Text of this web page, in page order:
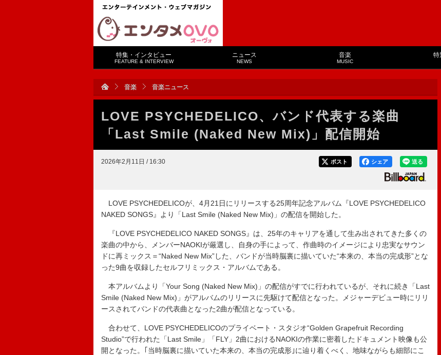
特集・インタビュー
FEATURE & INTERVIEW
ニュース
NEWS
音楽
MUSIC
特
音楽 音楽ニュース
LOVE PSYCHEDELICO、バンド代表する楽曲
「Last Smile (Naked New Mix)」配信開始
2026年2月11日 / 16:30 送る
シェア
ポスト
LOVE PSYCHEDELICOが、4月21日にリリースする25周年記念アルバム『LOVE PSYCHEDELICO
NAKED SONGS』より「Last Smile (Naked New Mix)」の配信を開始した。
『LOVE PSYCHEDELICO NAKED SONGS』は、25年のキャリアを通して生み出されてきた多くの
楽曲の中から、メンバーNAOKIが厳選し、自身の手によって、作曲時のイメージにより忠実なサウン
ドに再ミックス＝“Naked New Mix”した、バンドが当時脳裏に描いていた“本来の、本当の完成形”とな
った9曲を収録したセルフリミックス・アルバムである。
本アルバムより「Your Song (Naked New Mix)」の配信がすでに行われているが、それに続き「Last
Smile (Naked New Mix)」がアルバムのリリースに先駆けて配信となった。メジャーデビュー時にリリ
ースされてバンドの代表曲となった2曲が配信となっている。
合わせて、LOVE PSYCHEDELICOのプライベート・スタジオ“Golden Grapefruit Recording
Studio”で行われた「Last Smile」「FLY」2曲におけるNAOKIの作業に密着したドキュメント映像も公
開となった。｢当時脳裏に描いていた本来の、本当の完成形｣に辿り着くべく、地味ながらも細部にこ